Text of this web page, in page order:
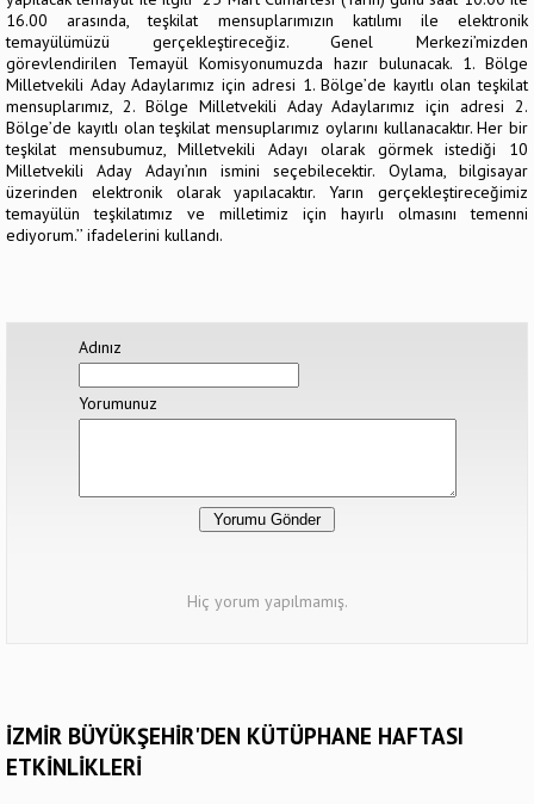
16.00 arasında, teşkilat mensuplarımızın katılımı ile elektronik
temayülümüzü gerçekleştireceğiz. Genel Merkezi’mizden
görevlendirilen Temayül Komisyonumuzda hazır bulunacak. 1. Bölge
Milletvekili Aday Adaylarımız için adresi 1. Bölge’de kayıtlı olan teşkilat
mensuplarımız, 2. Bölge Milletvekili Aday Adaylarımız için adresi 2.
Bölge’de kayıtlı olan teşkilat mensuplarımız oylarını kullanacaktır. Her bir
teşkilat mensubumuz, Milletvekili Adayı olarak görmek istediği 10
Milletvekili Aday Adayı’nın ismini seçebilecektir. Oylama, bilgisayar
üzerinden elektronik olarak yapılacaktır. Yarın gerçekleştireceğimiz
temayülün teşkilatımız ve milletimiz için hayırlı olmasını temenni
ediyorum.’’ ifadelerini kullandı.
Adınız
Yorumunuz
Hiç yorum yapılmamış.
İZMİR BÜYÜKŞEHİR'DEN KÜTÜPHANE HAFTASI
ETKİNLİKLERİ